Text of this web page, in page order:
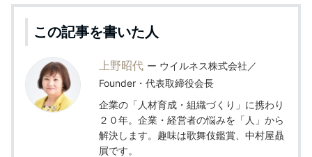
この記事を書いた人
上野昭代
ウイルネス株式会社／
Founder・代表取締役会長
企業の「人材育成・組織づくり」に携わり
２０年。企業・経営者の悩みを「人」から
解決します。趣味は歌舞伎鑑賞、中村屋贔
屓です。